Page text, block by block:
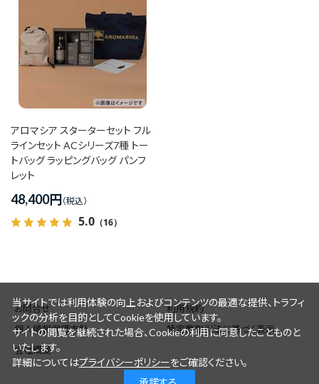
アロマシア スターターセット フル
ラインセット ACシリーズ7種 トー
トバッグ ラッピングバッグ パンフ
レット
48,400円
5.0 （16）
お問合せ
利用規約
個人情報保護方針
特定商取引法に基づく表示
会社概要
当サイトでは利用体験の向上およびコンテンツの最適な提供、トラフィ
ックの分析を目的としてCookieを使用しています。
サイトの閲覧を継続された場合、Cookieの利用に同意したことものと
いたします。
詳細についてはプライバシーポリシーをご確認ください。